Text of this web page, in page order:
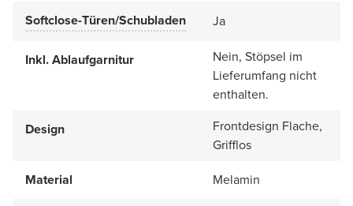
Softclose-Türen/Schubladen Ja
Inkl. Ablaufgarnitur
Nein, Stöpsel im
Lieferumfang nicht
enthalten.
Design
Frontdesign Flache,
Grifflos
Material
Melamin